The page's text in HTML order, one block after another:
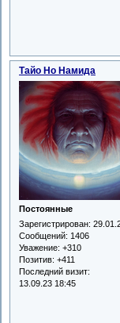
Тайо Но Намида
Постоянные
Зарегистрирован:
Сообщений: 1406
Уважение: +310
Позитив: +411
Последний визит:
13.09.23 18:45